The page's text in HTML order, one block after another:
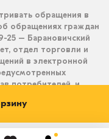
обращения в
обращениях граждан
25 – Барановичский
отдел торговли и
в электронной
потребителей, и
kraska.by и